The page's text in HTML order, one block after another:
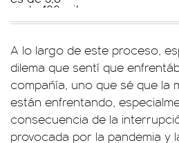
A lo largo de este proceso,
dilema que sentí que
compañía, uno que sé que la
están enfrentando,
consecuencia de la
provocada por la pandemia y